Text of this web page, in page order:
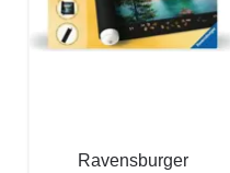
Ravensburger